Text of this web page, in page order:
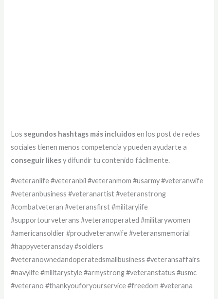
Los segundos hashtags más incluidosen los post de redes
sociales tienen menos competencia y pueden ayudarte a
conseguir likesy difundir tu contenido fácilmente.
#veteranlife #veteranbil #veteranmom #usarmy #veteranwife
#veteranbusiness #veteranartist #veteranstrong
#combatveteran #veteransfirst #militarylife
#supportourveterans #veteranoperated #militarywomen
#americansoldier #proudveteranwife #veteransmemorial
#happyveteransday #soldiers
#veteranownedandoperatedsmallbusiness #veteransaffairs
#navylife #militarystyle #armystrong #veteranstatus #usmc
#veterano #thankyouforyourservice #freedom #veterana